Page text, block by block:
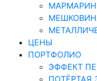
ЦЕНЫ
ПОРТФОЛИО
ЭФФЕКТ
ПОТЁРТАЯ